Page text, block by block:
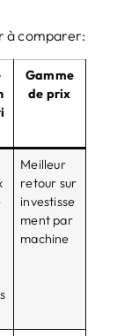
à comparer:
Gamme
de prix
Meilleur
retour sur
investisse
ment par
machine